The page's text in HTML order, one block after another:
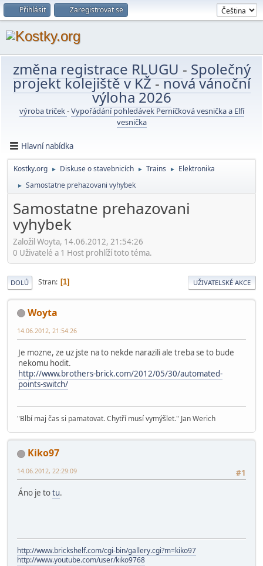
Přihlásit Zaregistrovat se
změna registrace RLUGU - Společný
projekt kolejiště v KŽ-nová vánoční
výloha 2026
výroba triček-Vypořádání pohledávek Perníčková vesnička a Elfí
vesnička
Hlavní nabídka
Kostky.org ► Diskuse o stavebnicích ► Trains ► Elektronika
► Samostatne prehazovani vyhybek
Samostatne prehazovani
vyhybek
Založil Woyta, 14.06.2012, 21:54:26
0 Uživatelé a 1 Host prohlíží toto téma.
DOLŮ Stran 1 UŽIVATELSKÉ AKCE
Woyta
14.06.2012, 21:54:26
Je mozne, ze uz jste na to nekde narazili ale treba se to bude
nekomu hodit.
http://www.brothers-brick.com/2012/05/30/automated-
points-switch/
"Blbí maj čas si pamatovat. Chytří musí vymýšlet." Jan Werich
Kiko97
#1
14.06.2012, 22:29:09
Áno je totu.
http://www.brickshelf.com/cgi-bin/gallery.cgi?m=kiko97
http://www.youtube.com/user/kiko9768